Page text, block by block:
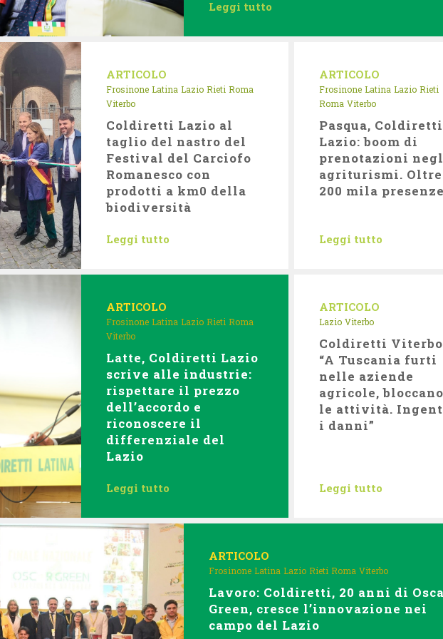
Leggi tutto
ARTICOLO
Frosinone Latina Lazio Rieti Roma
Viterbo
Coldiretti Lazio al
taglio del nastro del
Festival del Carciofo
Romanesco con
prodotti a km0 della
biodiversità
Leggi tutto
ARTICOLO
Frosinone Latina Lazio Rieti
Roma Viterbo
Pasqua, Coldiretti
Lazio: boom di
prenotazioni
agriturismi. Oltre
200 mila presenze
Leggi tutto
ARTICOLO
Frosinone Latina Lazio Rieti Roma
Viterbo
Latte, Coldiretti Lazio
scrive alle industrie:
rispettare il prezzo
dell’accordo e
riconoscere il
differenziale del
Lazio
Leggi tutto
ARTICOLO
Lazio Viterbo
Coldiretti
“A Tuscania furti
nelle aziende
agricole, bloccano
le attività.
i danni”
Leggi tutto
ARTICOLO
Frosinone Latina Lazio Rieti Roma Viterbo
Lavoro: Coldiretti, 20 anni di
Green, cresce l’innovazione nei
campo del Lazio